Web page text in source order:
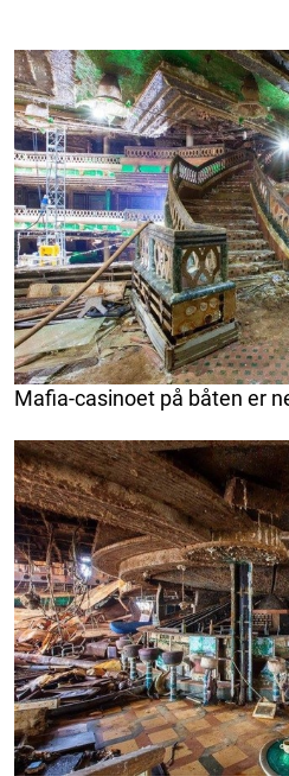
Mafia-casinoet på båten er